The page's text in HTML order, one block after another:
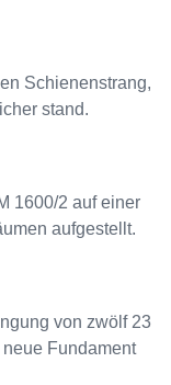
Schienenstrang,
stand.
1600/2 auf einer
aufgestellt.
von zwölf 23
Fundament